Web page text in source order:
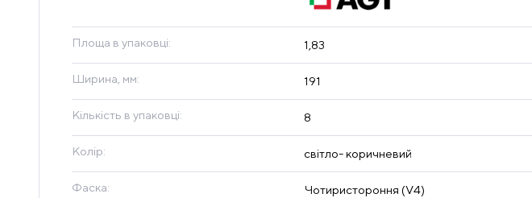
Площа в упаковці: 1,83
Ширина, мм: 191
Кількість в упаковці: 8
Колір: світло- коричневий
Фаска: Чотиристороння (V4)